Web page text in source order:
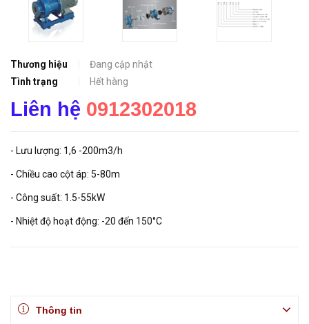
Thương hiệu
Đang cập nhật
Tình trạng
Hết hàng
Liên hệ 0912302018
- Lưu lượng: 1,6 -200m3/h
- Chiều cao cột áp: 5-80m
- Công suất: 1.5-55kW
- Nhiệt độ hoạt động: -20 đến 150°C
Thông tin